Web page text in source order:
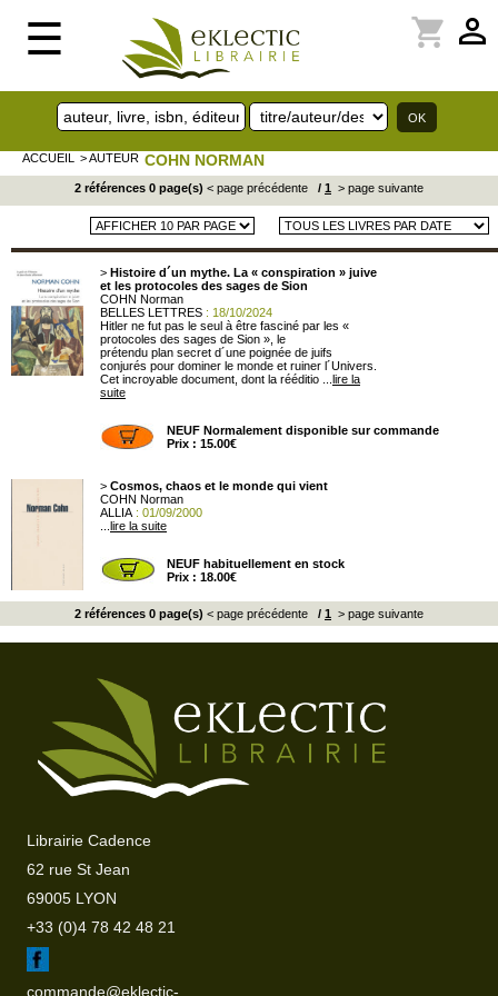
☰ perm_identity
shopping_cart
ACCUEIL > AUTEUR COHN NORMAN
2 références 0 page(s) < page précédente / 1 > page suivante
> Histoire d´un mythe. La « conspiration » juive
et les protocoles des sages de Sion
COHN Norman
BELLES LETTRES : 18/10/2024
Hitler ne fut pas le seul à être fasciné par les «
protocoles des sages de Sion », le
prétendu plan secret d´une poignée de juifs
conjurés pour dominer le monde et ruiner l´Univers.
Cet incroyable document, dont la rééditio ... lire la
suite
NEUF Normalement disponible sur commande
Prix : 15.00€
> Cosmos, chaos et le monde qui vient
COHN Norman
ALLIA : 01/09/2000
lire la suite
NEUF habituellement en stock
Prix : 18.00€
2 références 0 page(s) < page précédente / 1 > page suivante
Librairie Cadence
62 rue St Jean
69005 LYON
+33 (0)4 78 42 48 21
commande@eklectic-